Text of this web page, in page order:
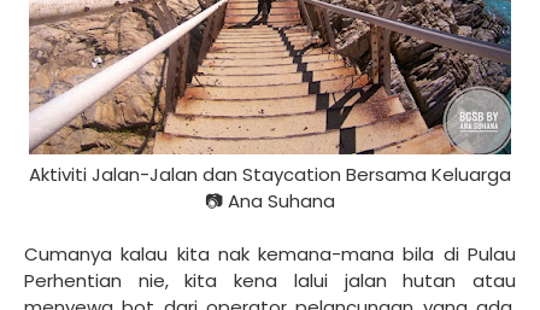
Aktiviti Jalan-Jalan dan Staycation Bersama Keluarga
📷 Ana Suhana
Cumanya kalau kita nak kemana-mana bila di Pulau
Perhentian nie, kita kena lalui jalan hutan atau